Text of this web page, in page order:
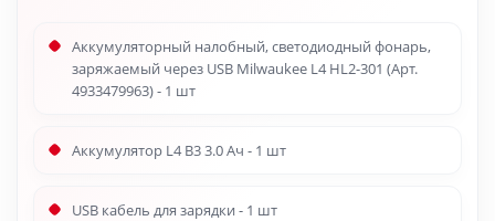
Аккумуляторный налобный, светодиодный фонарь,
заряжаемый через USB Milwaukee L4 HL2-301 (Арт.
4933479963) - 1 шт
Аккумулятор L4 B3 3.0 Ач - 1 шт
USB кабель для зарядки - 1 шт